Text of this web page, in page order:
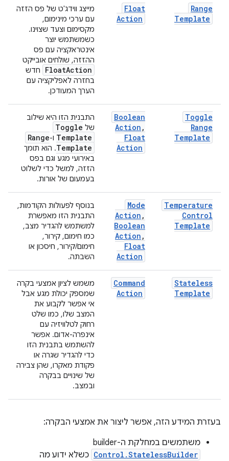
Range
Template
Float
Action
מייצג ווידג'ט של פס הזזה
עם ערכי מינימום,
מקסימום וצעד שצוינו.
כשמשתמש יוצר
אינטראקציה עם פס
ההזזה, שולחים אובייקט
FloatAction
חדש
בחזרה לאפליקציה עם
הערך המעודכן.
Toggle
Range
Template
Boolean
Action ,
Float
Action
התבנית הזו היא שילוב
של Toggle
Template ו-Range
Template. הוא תומך
באירועי מגע וגם בפס
הזזה, למשל כדי לשלוט
בעמעום של אורות.
Temperature
Control
Template
Mode
Action ,
Boolean
Action ,
Float
Action
בנוסף לפעולות הקודמות,
התבנית הזו מאפשרת
למשתמש להגדיר מצב,
כמו חימום, קירור,
חימום/קירור, חיסכון או
השבתה.
Stateless
Template
Command
Action
משמש לציון אמצעי בקרה
שמספק יכולת מגע אבל
אי אפשר לקבוע את
המצב שלו, כמו שלט
רחוק לטלוויזיה עם
אינפרה-אדום. אפשר
להשתמש בתבנית הזו
כדי להגדיר שגרה או
פקודת מאקרו, שהן צבירה
של שינויים בבקרה
ובמצב.
בעזרת המידע הזה, אפשר ליצור את אמצעי הבקרה:
משתמשים במחלקת ה-builder‏
Control.StatelessBuilder כשלא ידוע מה